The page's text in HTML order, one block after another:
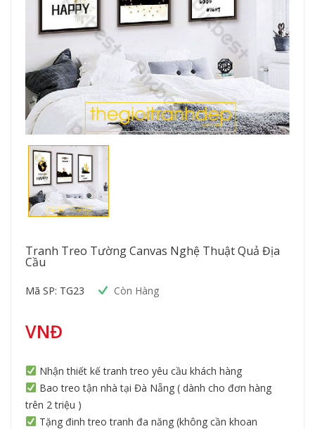
Tranh Treo Tường Canvas Nghệ Thuật Quả Địa
Cầu
Mã SP: TG23 Còn Hàng
VNĐ
Nhận thiết kế tranh treo yêu cầu khách hàng
Bao treo tận nhà tại Đà Nẵng ( dành cho đơn hàng
trên 2 triệu )
Tặng đinh treo tranh đa năng (không cần khoan